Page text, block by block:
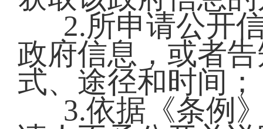
2.所申请公开
政府信息，或者
式、途径和时间；
3.依据《条例